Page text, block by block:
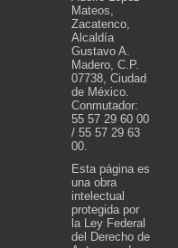
Mateos,
Zacatenco,
Alcaldía
Gustavo A.
Madero, C.P.
07738, Ciudad
de México.
Conmutador:
55 57 29 60 00
/ 55 57 29 63
00.
Esta página es
una obra
intelectual
protegida por
la Ley Federal
del Derecho de